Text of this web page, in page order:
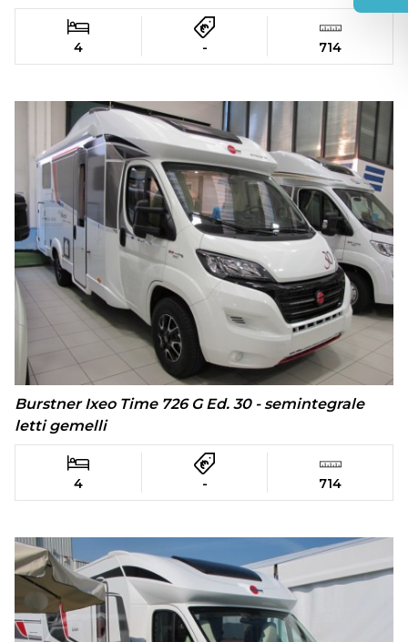
4 - 714
Burstner Ixeo Time 726 G Ed. 30 - semintegrale
letti gemelli
4 - 714